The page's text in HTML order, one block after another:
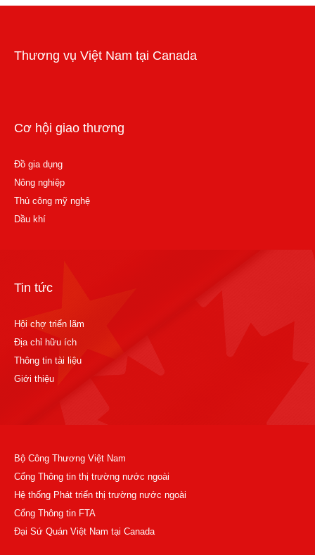
Thương vụ Việt Nam tại Canada
Cơ hội giao thương
Đồ gia dụng
Nông nghiệp
Thủ công mỹ nghệ
Dầu khí
Tin tức
Hội chợ triển lãm
Địa chỉ hữu ích
Thông tin tài liệu
Giới thiệu
Bộ Công Thương Việt Nam
Cổng Thông tin thị trường nước ngoài
Hệ thống Phát triển thị trường nước ngoài
Cổng Thông tin FTA
Đại Sứ Quán Việt Nam tại Canada